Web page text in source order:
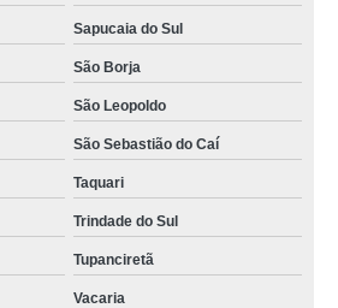
Sapucaia do Sul
São Borja
São Leopoldo
São Sebastião do Caí
Taquari
Trindade do Sul
Tupanciretã
Vacaria